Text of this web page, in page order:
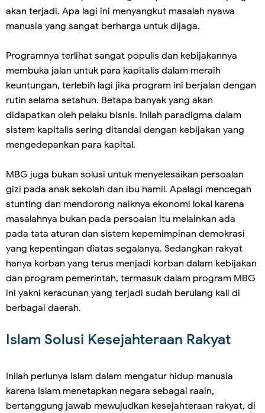
akan terjadi. Apa lagi ini menyangkut masalah nyawa
manusia yang sangat berharga untuk dijaga.
Programnya terlihat sangat populis dan kebijakannya
membuka jalan untuk para kapitalis dalam meraih
keuntungan, terlebih lagi jika program ini berjalan dengan
rutin selama setahun. Betapa banyak yang akan
didapatkan oleh pelaku bisnis. Inilah paradigma dalam
sistem kapitalis sering ditandai dengan kebijakan yang
mengedepankan para kapital.
MBG juga bukan solusi untuk menyelesaikan persoalan
gizi pada anak sekolah dan ibu hamil. Apalagi mencegah
stunting dan mendorong naiknya ekonomi lokal karena
masalahnya bukan pada persoalan itu melainkan ada
pada tata aturan dan sistem kepemimpinan demokrasi
yang kepentingan diatas segalanya. Sedangkan rakyat
hanya korban yang terus menjadi korban dalam kebijakan
dan program pemerintah, termasuk dalam program MBG
ini yakni keracunan yang terjadi sudah berulang kali di
berbagai daerah.
Islam Solusi Kesejahteraan Rakyat
Inilah perlunya Islam dalam mengatur hidup manusia
karena Islam menetapkan negara sebagai raain,
bertanggung jawab mewujudkan kesejahteraan rakyat, di